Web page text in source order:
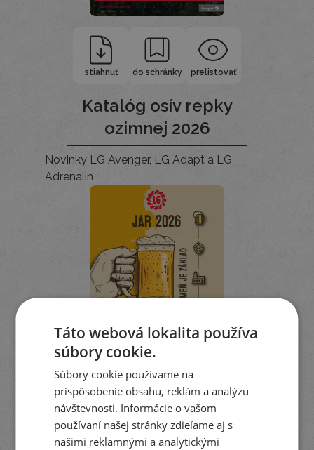
stiahnuť do schránky prelistovať
Katalóg osív repky
ozimnej 2026
Novinky LG Avenger, LG Adapt a LG
Adrenalin
stiahnuť do schránky prelistovať
Táto webová lokalita používa
súbory cookie.
Súbory cookie používame na
prispôsobenie obsahu, reklám a analýzu
návštevnosti. Informácie o vašom
používaní našej stránky zdieľame aj s
našimi reklamnými a analytickými